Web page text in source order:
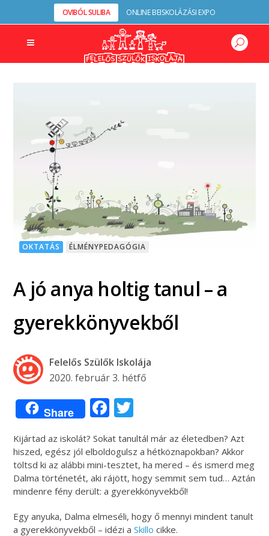
OVIBÓL SULIBA ONLINE BEISKOLÁZÁSI EXPO
OKTATÁS ÉLMÉNYPEDAGÓGIA
A jó anya holtig tanul – a
gyerekkönyvekből
Felelős Szülők Iskolája
2020. február 3. hétfő
Share Facebook
Kijártad az iskolát? Sokat tanultál már az életedben? Azt
hiszed, egész jól elboldogulsz a hétköznapokban? Akkor
töltsd ki az alábbi mini-tesztet, ha mered – és ismerd meg
Dalma történetét, aki rájött, hogy semmit sem tud… Aztán
mindenre fény derült: a gyerekkönyvekből!
Egy anyuka, Dalma elmeséli, hogy ő mennyi mindent tanult
a gyerekkönyvekből – idézi aSkillo cikke.